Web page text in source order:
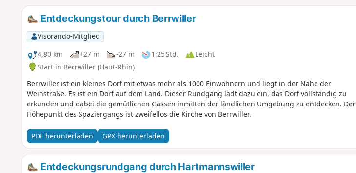
Entdeckungstour durch Berrwiller
Visorando-Mitglied
4,80 km
+27 m -27 m 1:25 Std.
Leicht
Start in Berrwiller (Haut-Rhin)
Berrwiller ist ein kleines Dorf mit etwas mehr als 1000 Einwohnern und liegt in der Nähe der
Weinstraße. Es ist ein Dorf auf dem Land. Dieser Rundgang lädt dazu ein, das Dorf vollständig zu
erkunden und dabei die gemütlichen Gassen inmitten der ländlichen Umgebung zu entdecken. Der
Höhepunkt des Spaziergangs ist zweifellos die Kirche von Berrwiller.
PDF herunterladen GPX herunterladen
Entdeckungsrundgang durch Hartmannswiller